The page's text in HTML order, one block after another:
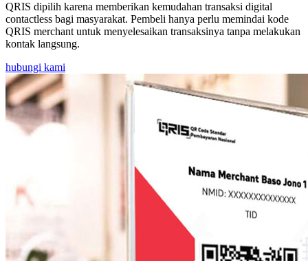
QRIS dipilih karena memberikan kemudahan transaksi digital
contactless bagi masyarakat. Pembeli hanya perlu memindai kode
QRIS merchant untuk menyelesaikan transaksinya tanpa melakukan
kontak langsung.
hubungi kami